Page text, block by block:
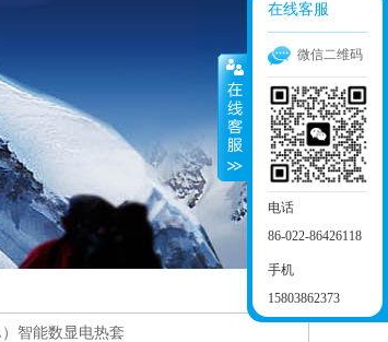
智能数显电热套
在线客服
微信二维码
电话
86-022-86426118
手机
15803862373